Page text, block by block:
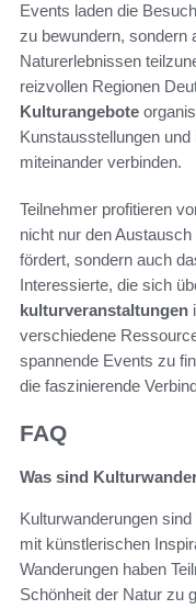
Events laden die
zu bewundern, sondern
Naturerlebnissen
reizvollen Regionen
Kulturangebote
Kunstausstellungen und
miteinander verbinden.
Teilnehmer profitieren
nicht nur den
fördert, sondern auch
Interessierte, die sich
kulturveranstaltungen
verschiedene
spannende Events zu
die faszinierende
FAQ
Was sind
Kulturwanderungen
mit künstlerischen
Wanderungen haben
Schönheit der Natur zu